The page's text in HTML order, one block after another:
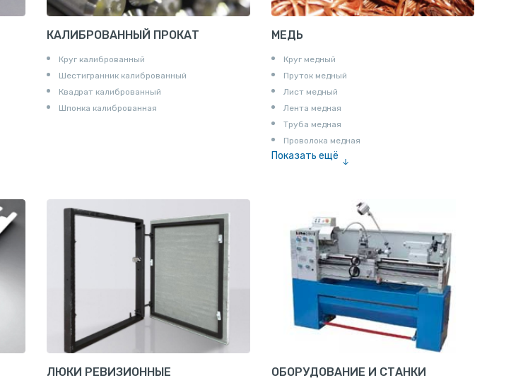
КАЛИБРОВАННЫЙ ПРОКАТ
Круг калиброванный
Шестигранник калиброванный
Квадрат калиброванный
Шпонка калиброванная
МЕДЬ
Круг медный
Пруток медный
Лист медный
Лента медная
Труба медная
Проволока медная
Показать ещё
ЛЮКИ РЕВИЗИОННЫЕ ОБОРУДОВАНИЕ И СТАНКИ